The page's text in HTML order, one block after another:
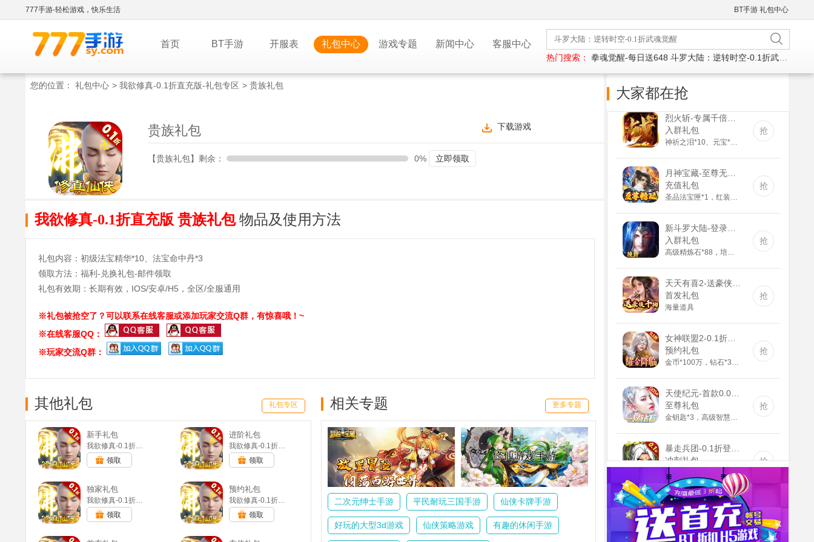
777手游-轻松游戏，快乐生活 BT手游 礼包中心
首页 BT手游 开服表 礼包中心 游戏专题 新闻中心 客服中心
热门搜索： 拳魂觉醒-每日送648 斗罗大陆：逆转时空-0.1折武魂觉醒
您的位置： 礼包中心 > 我欲修真-0.1折直充版-礼包专区 > 贵族礼包
贵族礼包 下载游戏
【贵族礼包】剩余： 0% 立即领取
我欲修真-0.1折直充版 贵族礼包物品及使用方法
礼包内容：初级法宝精华*10、法宝命中丹*3
领取方法：福利-兑换礼包-邮件领取
礼包有效期：长期有效，IOS/安卓/H5，全区/全服通用
※礼包被抢空了？可以联系在线客服或添加玩家交流Q群，有惊喜哦！~
※在线客服QQ：
※玩家交流Q群：
其他礼包 礼包专区
新手礼包
我欲修真-0.1折直充版(无VIP)
领取
进阶礼包
我欲修真-0.1折直充版(无VIP)
领取
独家礼包
我欲修真-0.1折直充版(无VIP)
领取
预约礼包
我欲修真-0.1折直充版(无VIP)
领取
相关专题 更多专题
二次元绅士手游 平民耐玩三国手游 仙侠卡牌手游
好玩的大型3d游戏 仙侠策略游戏 有趣的休闲手游
大家都在抢
烈火斩-专属千倍爆(满v)
入群礼包
抢
充值礼包
抢
入群礼包
抢
首发礼包
海量道具
抢
预约礼包
抢
至尊礼包
抢
冲刺礼包
1000钻石，10000金币，精灵长袍
抢
神兽连萌-永久0.1折(无VIP)
延期礼包
高级召唤券*10
抢